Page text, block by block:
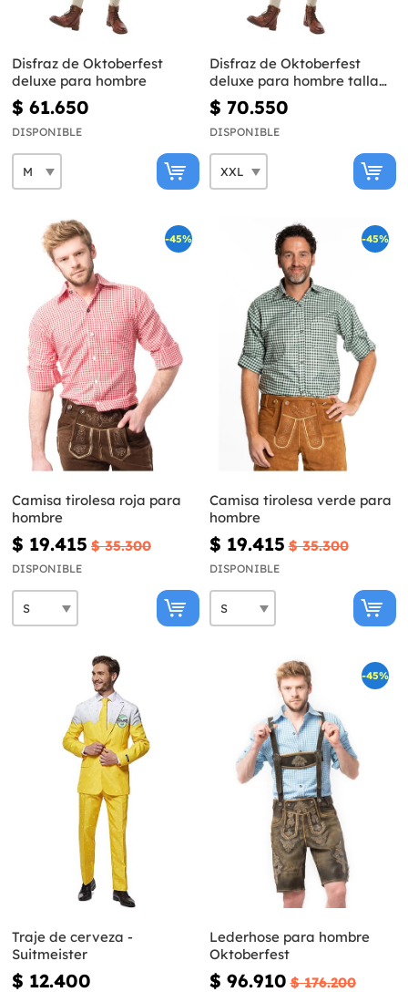
Disfraz de Oktoberfest
deluxe para hombre
$ 61.650
DISPONIBLE
Disfraz de Oktoberfest
deluxe para hombre talla
grande
$ 70.550
DISPONIBLE
-45%
Camisa tirolesa roja para
hombre
$ 19.415 $ 35.300
DISPONIBLE
-45%
Camisa tirolesa verde para
hombre
$ 19.415 $ 35.300
DISPONIBLE
Traje de cerveza -
Suitmeister
$ 12.400
-45%
Lederhose para hombre
Oktoberfest
$ 96.910 $ 176.200